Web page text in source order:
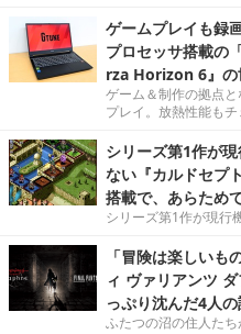
ゲームプレイも録
プロセッサ搭載の
rza Horizon 6』の
ゲーム＆制作の拠点
プレイ。放熱性能もチ
シリーズ第1作が
ない『カルドセプ
搭載で、あらため
シリーズ第1作が現行
「冒険は楽しいも
ィ ヴァリアンツ
っぷり沈んだ4人
ふたつの沼の住人たち